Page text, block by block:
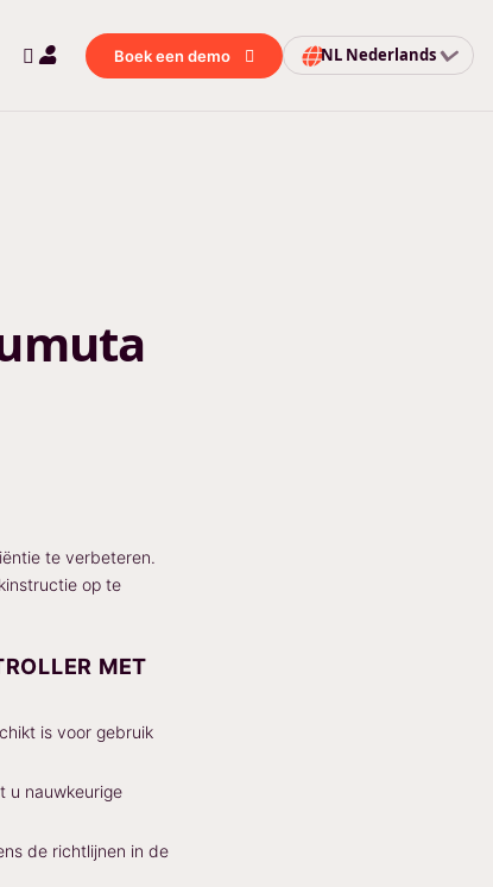
Boek een demo NL Nederlands
te verbeteren.
op te
MET
is voor gebruik
u nauwkeurige
de richtlijnen in de